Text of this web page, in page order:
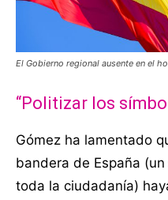
El Gobierno regional ausente en el
“Politizar los
Gómez ha lamentado
bandera de España
toda la ciudadanía)